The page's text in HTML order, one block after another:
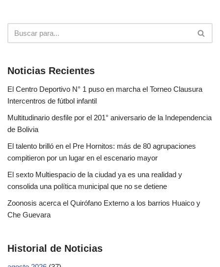
Noticias Recientes
El Centro Deportivo N° 1 puso en marcha el Torneo Clausura
Intercentros de fútbol infantil
Multitudinario desfile por el 201° aniversario de la Independencia
de Bolivia
El talento brilló en el Pre Hornitos: más de 80 agrupaciones
compitieron por un lugar en el escenario mayor
El sexto Multiespacio de la ciudad ya es una realidad y
consolida una política municipal que no se detiene
Zoonosis acerca el Quirófano Externo a los barrios Huaico y
Che Guevara
Historial de Noticias